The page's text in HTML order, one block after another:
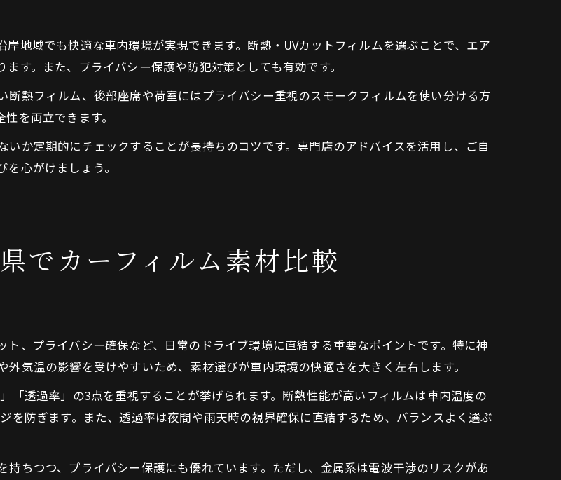
地域でも快適な車内環境が実現できます。断熱・UVカットフィルムを選ぶことで、エア
す。また、プライバシー保護や防犯対策としても有効です。
熱フィルム、後部座席や荷室にはプライバシー重視のスモークフィルムを使い分ける方
を両立できます。
か定期的にチェックすることが長持ちのコツです。専門店のアドバイスを活用し、ご自
心がけましょう。
でカーフィルム素材比較
、プライバシー確保など、日常のドライブ環境に直結する重要なポイントです。特に神
気温の影響を受けやすいため、素材選びが車内環境の快適さを大きく左右します。
「透過率」の3点を重視することが挙げられます。断熱性能が高いフィルムは車内温度の
を防ぎます。また、透過率は夜間や雨天時の視界確保に直結するため、バランスよく選ぶ
ちつつ、プライバシー保護にも優れています。ただし、金属系は電波干渉のリスクがあ